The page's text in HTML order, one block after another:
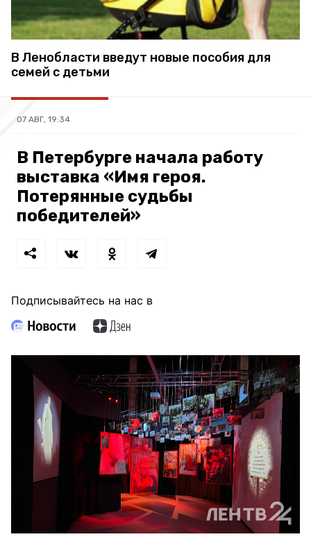
В Ленобласти введут новые пособия для
семей с детьми
07 АВГ, 19:34
В Петербурге начала работу
выставка «Имя героя.
Потерянные судьбы
победителей»
Подписывайтесь на нас в